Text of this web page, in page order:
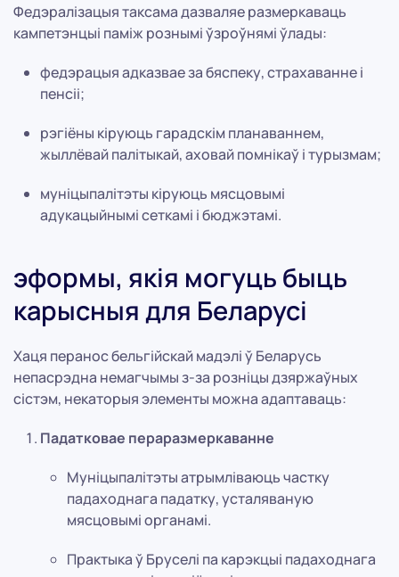
Федэралізацыя таксама дазваляе размеркаваць
кампетэнцыі паміж рознымі ўзроўнямі ўлады:
федэрацыя адказвае за бяспеку, страхаванне і
пенсіі;
рэгіёны кіруюць гарадскім планаваннем,
жыллёвай палітыкай, аховай помнікаў і турызмам;
муніцыпалітэты кіруюць мясцовымі
адукацыйнымі сеткамі і бюджэтамі.
эформы, якія могуць быць
карысныя для Беларусі
Хаця перанос бельгійскай мадэлі ў Беларусь
непасрэдна немагчымы з-за розніцы дзяржаўных
сістэм, некаторыя элементы можна адаптаваць:
Падатковае пераразмеркаванне
Муніцыпалітэты атрымліваюць частку
падаходнага падатку, усталяваную
мясцовымі органамі.
Практыка ў Бруселі па карэкцыі падаходнага